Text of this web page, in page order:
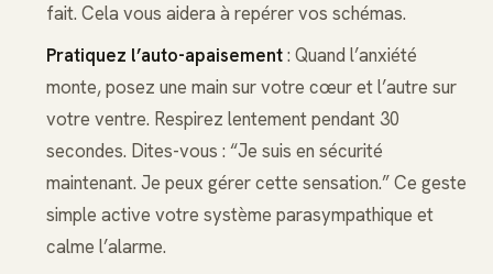
fait. Cela vous aidera à repérer vos schémas.
Pratiquez l’auto-apaisement: Quand l’anxiété
monte, posez une main sur votre cœur et l’autre sur
votre ventre. Respirez lentement pendant 30
secondes. Dites-vous : “Je suis en sécurité
maintenant. Je peux gérer cette sensation.” Ce geste
simple active votre système parasympathique et
calme l’alarme.